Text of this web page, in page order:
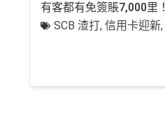
有客都有免簽賬7,000里！
SCB 渣打,信用卡迎新,